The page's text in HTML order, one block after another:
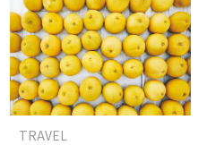
TRAVEL